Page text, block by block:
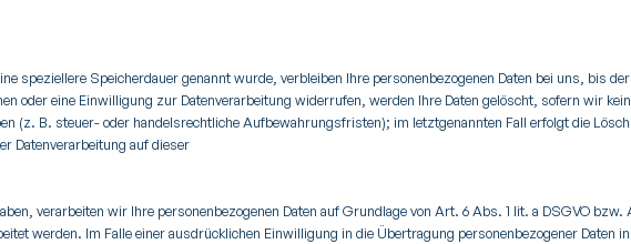
speziellere Speicherdauer genannt wurde, verbleiben Ihre personenbezogenen Daten bei uns, bis
oder eine Einwilligung zur Datenverarbeitung widerrufen, werden Ihre Daten gelöscht, sofern wir
(z. B. steuer- oder handelsrechtliche Aufbewahrungsfristen); im letztgenannten Fall erfolgt die
Datenverarbeitung auf dieser
verarbeiten wir Ihre personenbezogenen Daten auf Grundlage von Art. 6 Abs. 1 lit. a DSGVO
werden. Im Falle einer ausdrücklichen Einwilligung in die Übertragung personenbezogener Daten